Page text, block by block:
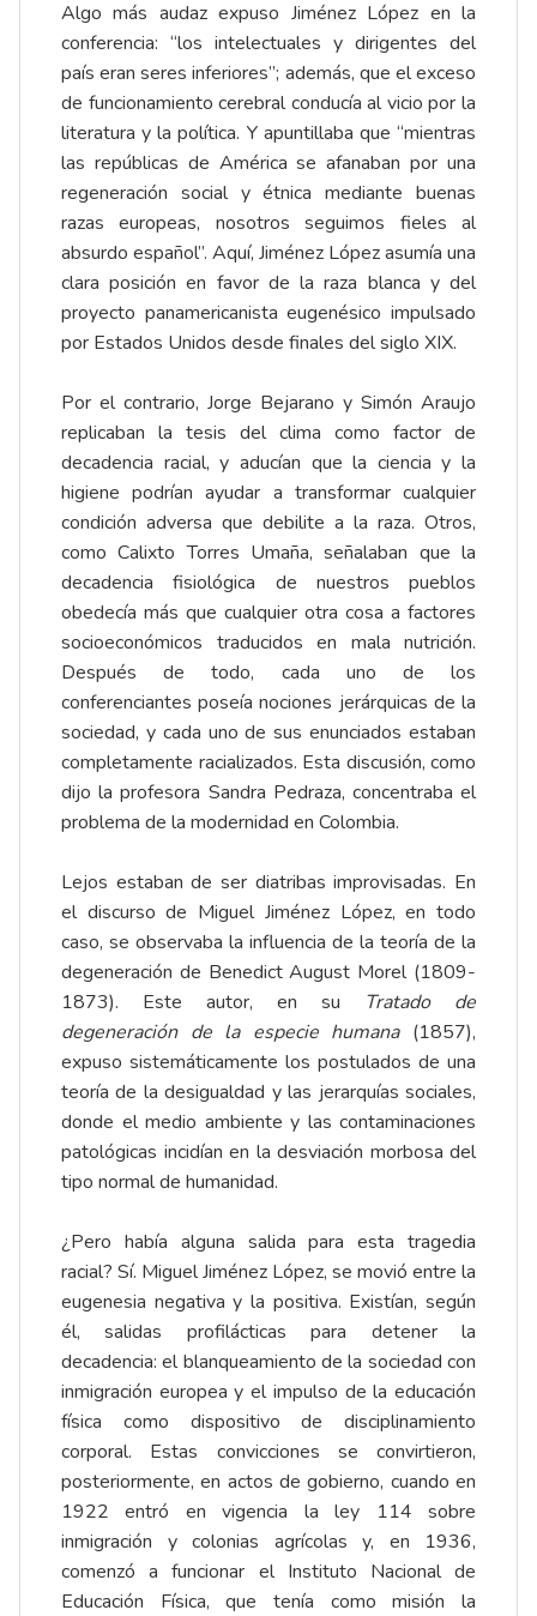
Algo más audaz expuso Jiménez López en la
conferencia: “los intelectuales y dirigentes del
país eran seres inferiores”; además, que el exceso
de funcionamiento cerebral conducía al vicio por la
literatura y la política. Y apuntillaba que “mientras
las repúblicas de América se afanaban por una
regeneración social y étnica mediante buenas
razas europeas, nosotros seguimos fieles al
absurdo español”. Aquí, Jiménez López asumía una
clara posición en favor de la raza blanca y del
proyecto panamericanista eugenésico impulsado
por Estados Unidos desde finales del siglo XIX.
Por el contrario, Jorge Bejarano y Simón Araujo
replicaban la tesis del clima como factor de
decadencia racial, y aducían que la ciencia y la
higiene podrían ayudar a transformar cualquier
condición adversa que debilite a la raza. Otros,
como Calixto Torres Umaña, señalaban que la
decadencia fisiológica de nuestros pueblos
obedecía más que cualquier otra cosa a factores
socioeconómicos traducidos en mala nutrición.
Después de todo, cada uno de los
conferenciantes poseía nociones jerárquicas de la
sociedad, y cada uno de sus enunciados estaban
completamente racializados. Esta discusión, como
dijo la profesora Sandra Pedraza, concentraba el
problema de la modernidad en Colombia.
Lejos estaban de ser diatribas improvisadas. En
el discurso de Miguel Jiménez López, en todo
caso, se observaba la influencia de la teoría de la
degeneración de Benedict August Morel (1809-
1873). Este autor, en su Tratado de
degeneración de la especie humana(1857),
expuso sistemáticamente los postulados de una
teoría de la desigualdad y las jerarquías sociales,
donde el medio ambiente y las contaminaciones
patológicas incidían en la desviación morbosa del
tipo normal de humanidad.
¿Pero había alguna salida para esta tragedia
racial? Sí. Miguel Jiménez López, se movió entre la
eugenesia negativa y la positiva. Existían, según
él, salidas profilácticas para detener la
decadencia: el blanqueamiento de la sociedad con
inmigración europea y el impulso de la educación
física como dispositivo de disciplinamiento
corporal. Estas convicciones se convirtieron,
posteriormente, en actos de gobierno, cuando en
1922 entró en vigencia la ley 114 sobre
inmigración y colonias agrícolas y, en 1936,
comenzó a funcionar el Instituto Nacional de
Educación Física, que tenía como misión la